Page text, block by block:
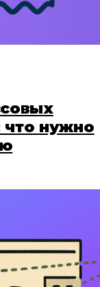
что нужно